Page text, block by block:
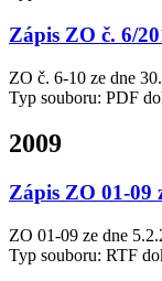
Zápis ZO č. 6/
ZO č. 6-10 ze dne
Typ souboru: PDF
2009
Zápis ZO 01-09
ZO 01-09 ze dne
Typ souboru: RTF